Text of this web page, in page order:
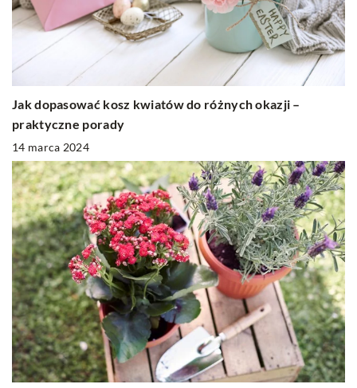
Jak dopasować kosz kwiatów do różnych okazji –
praktyczne porady
14 marca 2024